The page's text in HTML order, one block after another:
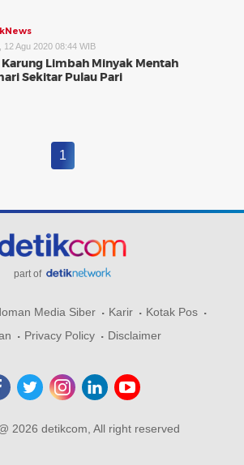
12 Agu 2020 08:44 WIB
Karung Limbah Minyak Mentah
Sekitar Pulau Pari
1
part of
Media Siber Karir
Kotak Pos
Privacy Policy Disclaimer
2026 detikcom, All right reserved